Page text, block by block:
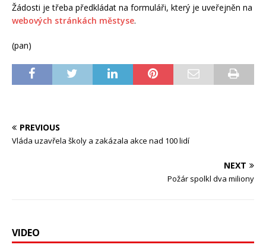
Žádosti je třeba předkládat na formuláři, který je uveřejněn na
webových stránkách městyse.
(pan)
PREVIOUS
Vláda uzavřela školy a zakázala akce nad 100 lidí
NEXT
Požár spolkl dva miliony
VIDEO